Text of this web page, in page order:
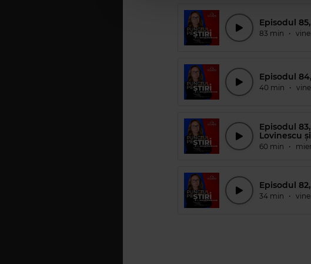
Episodul
83 min •
Episodul
40 min •
Episodul
Lovinescu
60 min •
Episodul
34 min •